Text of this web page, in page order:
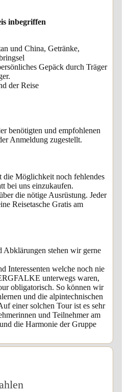
inbegriffen
und China, Getränke,
Gepäck durch Träger
der Reise
benötigten und empfohlenen
Anmeldung zugestellt.
die Möglichkeit noch fehlendes
bei uns einzukaufen.
die nötige Ausrüstung. Jeder
Reisetasche Gratis am
Abklärungen stehen wir gerne
Interessenten welche noch nie
unterwegs waren,
obligatorisch. So können wir
und die alpintechnischen
einer solchen Tour ist es sehr
und Teilnehmer am
die Harmonie der Gruppe